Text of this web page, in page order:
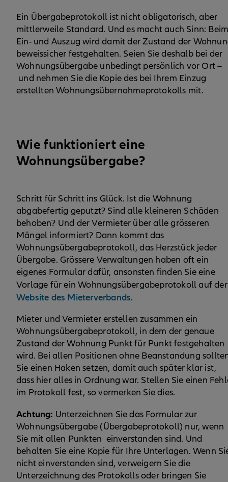
Ein Übergabeprotokoll ist nicht obligatorisch, aber
mittlerweile Standard. Und es macht auch Sinn:
Ein- und Auszug wird damit der Zustand der
beweissicher festgehalten. Seien Sie deshalb bei der
Wohnungsübergabe unbedingt persönlich vor Ort –
und nehmen Sie die Kopie des bei Ihrem Einzug
erstellten Wohnungsübernahmeprotokolls mit.
Wie funktioniert eine
Wohnungsübergabe?
Schritt für Schritt ins Glück. Ist die Wohnung
abgabefertig geputzt? Sind alle kleineren Schäden
behoben? Und der Vermieter über alle grösseren
Mängel informiert? Dann kommt das
Wohnungsübergabeprotokoll, das Herzstück jeder
Übergabe. Grössere Verwaltungen haben oft ein
eigenes Formular dafür, ansonsten finden Sie eine
Vorlage für ein Wohnungsübergabeprotokoll auf
Website des Mieterverbands.
Mieter und Vermieter erstellen zusammen ein
Wohnungsübergabeprotokoll, in dem der genaue
Zustand der Wohnung Punkt für Punkt festgehalten
wird. Bei allen Positionen ohne Beanstandung
Sie einen Haken setzen, damit auch später klar ist,
dass hier alles in Ordnung war. Stellen Sie einen
im Protokoll fest, so vermerken Sie dies.
Achtung: Unterzeichnen Sie das Formular zur
Wohnungsübergabe (Übergabeprotokoll) nur, wenn
Sie mit allen Punkten einverstanden sind. Und
behalten Sie eine Kopie für Ihre Unterlagen. Wenn
nicht einverstanden sind, verweigern Sie die
Unterzeichnung des Protokolls oder bringen Sie